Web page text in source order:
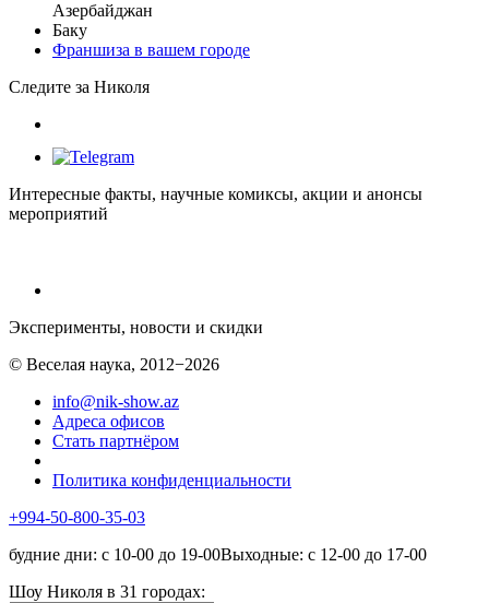
Азербайджан
Баку
Франшиза в вашем городе
Следите за Николя
Интересные факты, научные комиксы, акции и анонсы
мероприятий
Эксперименты, новости и скидки
© Веселая наука, 2012−2026
info@nik-show.az
Адреса офисов
Стать партнёром
Политика конфиденциальности
+994-50-800-35-03
будние дни: с 10-00 до 19-00Выходные: с 12-00 до 17-00
Шоу Николя в 31 городах: